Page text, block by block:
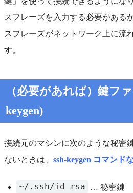
スフレーズを入力する必要がある
スフレーズがネットワーク上に流
す。
（必要があれば）鍵フ
keygen)
接続元のマシンに次のような秘密
ないときは、 ssh-keygen コマンド
~/.ssh/id_rsa … 秘密鍵